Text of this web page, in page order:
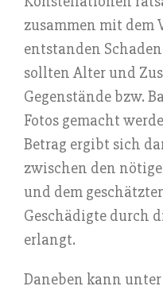
zusammen mit dem
entstanden
sollten Alter und
Gegenstände bzw.
Fotos gemacht
Betrag ergibt sich
zwischen den
und dem
Geschädigte durch
erlangt.
Daneben kann